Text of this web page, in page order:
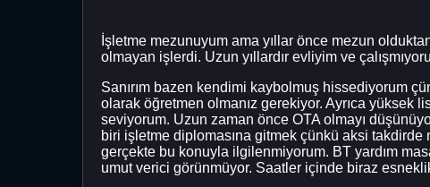
İşletme mezunuyum ama yıllar önce mezun
olmayan işlerdi. Uzun yıllardır evliyim ve
Sanırım bazen kendimi kaybolmuş hissediyorum
olarak öğretmen olmanız gerekiyor. Ayrıca yüksek
seviyorum. Uzun zaman önce OTA olmayı
biri işletme diplomasına gitmek çünkü aksi
gerçekte bu konuyla ilgilenmiyorum. BT yardım
umut verici görünmüyor. Saatler içinde biraz